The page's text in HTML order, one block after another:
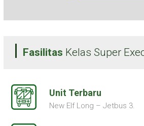
Fasilitas Kelas Super
Unit Terbaru
New Elf Long – Jetbus 3.